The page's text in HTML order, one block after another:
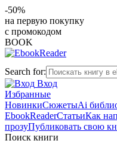
-50%
на первую покупку
с промокодом
BOOK
Search for:
Вход
Избранные
НовинкиСюжетыAi
EbookReaderСтатьиКак
прозуПубликовать свою
Поиск книги